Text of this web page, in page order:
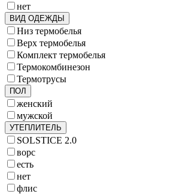
нет
ВИД ОДЕЖДЫ
Низ термобелья
Верх термобелья
Комплект термобелья
Термокомбинезон
Термотрусы
ПОЛ
женский
мужской
УТЕПЛИТЕЛЬ
SOLSTICE 2.0
ворс
есть
нет
флис